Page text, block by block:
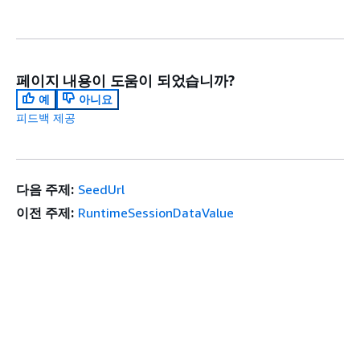
페이지 내용이 도움이 되었습니까?
예
아니요
피드백 제공
다음 주제: SeedUrl
이전 주제: RuntimeSessionDataValue